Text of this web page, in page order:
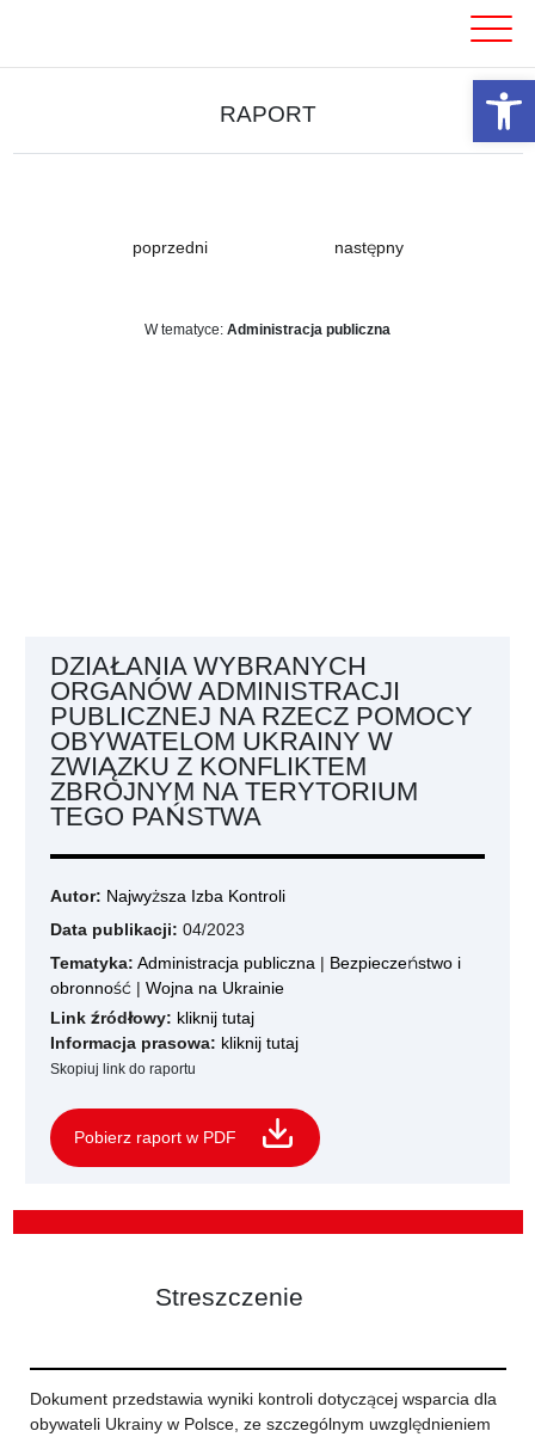
RAPORT
poprzedni następny
W tematyce: Administracja publiczna
DZIAŁANIA WYBRANYCH
ORGANÓW ADMINISTRACJI
PUBLICZNEJ NA RZECZ POMOCY
OBYWATELOM UKRAINY W
ZWIĄZKU Z KONFLIKTEM
ZBROJNYM NA TERYTORIUM
TEGO PAŃSTWA
Autor: Najwyższa Izba Kontroli
Data publikacji: 04/2023
Tematyka: Administracja publiczna | Bezpieczeństwo i
obronność | Wojna na Ukrainie
Link źródłowy: kliknij tutaj
Informacja prasowa: kliknij tutaj
Skopiuj link do raportu
Pobierz raport w PDF
Streszczenie
Dokument przedstawia wyniki kontroli dotyczącej wsparcia dla
obywateli Ukrainy w Polsce, ze szczególnym uwzględnieniem